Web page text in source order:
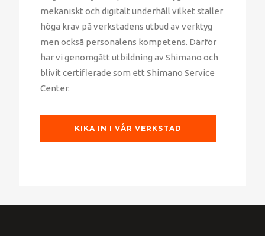
mekaniskt och digitalt underhåll vilket ställer
höga krav på verkstadens utbud av verktyg
men också personalens kompetens. Därför
har vi genomgått utbildning av Shimano och
blivit certifierade som ett Shimano Service
Center.
KIKA IN I VÅR VERKSTAD